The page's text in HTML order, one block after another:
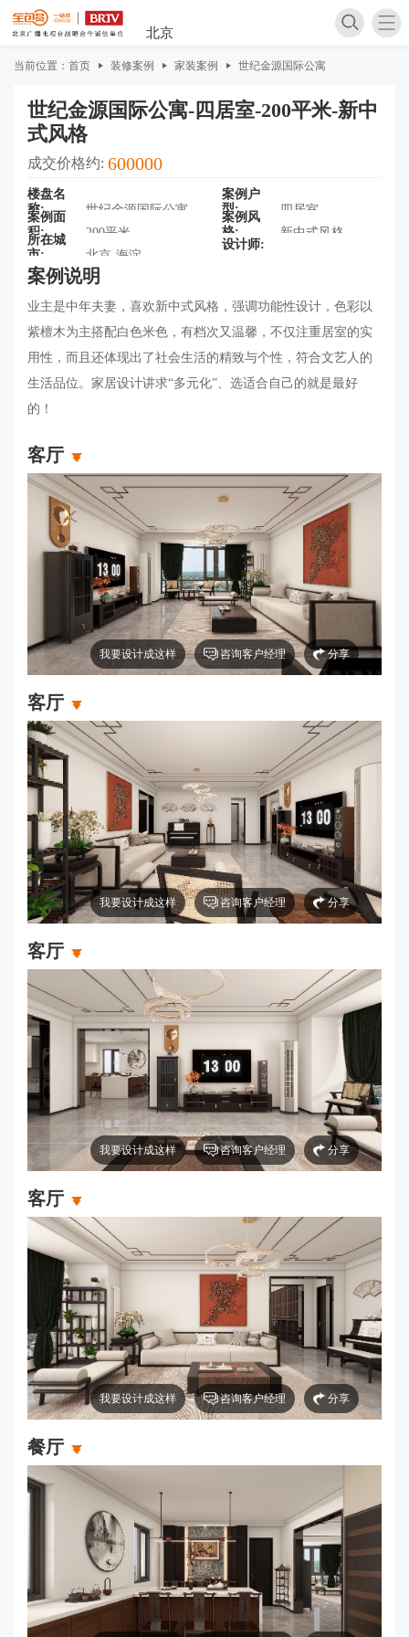
北京
荣誉资
百姓口
企业新
当前位置： 首页 装修案例 家装案例 世纪金源国际公寓
世纪金源国际公寓-四居室-200平米-新中
式风格
楼盘名
称
世纪金源国际公寓
案例户
型
四居室
案例面
积
200平米
案例风
格
新中式风格
所在城
市
北京-海淀
设计师
成交价格约 600000
案例说明
业主是中年夫妻，喜欢新中式风格，强调功能性设计，色彩以
紫檀木为主搭配白色米色，有档次又温馨，不仅注重居室的实
用性，而且还体现出了社会生活的精致与个性，符合文艺人的
生活品位。家居设计讲求“多元化”、选适合自己的就是最好
的！
客厅
我要设计成这样 咨询客户经理 分享
客厅
我要设计成这样 咨询客户经理 分享
客厅
我要设计成这样 咨询客户经理 分享
客厅
我要设计成这样 咨询客户经理 分享
餐厅